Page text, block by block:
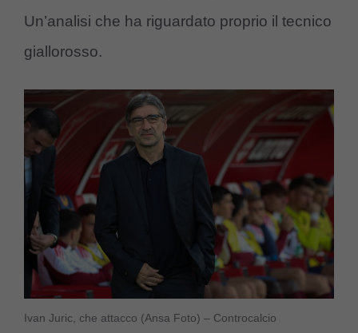
Un’analisi che ha riguardato proprio il tecnico
giallorosso.
Ivan Juric, che attacco (Ansa Foto) – Controcalcio